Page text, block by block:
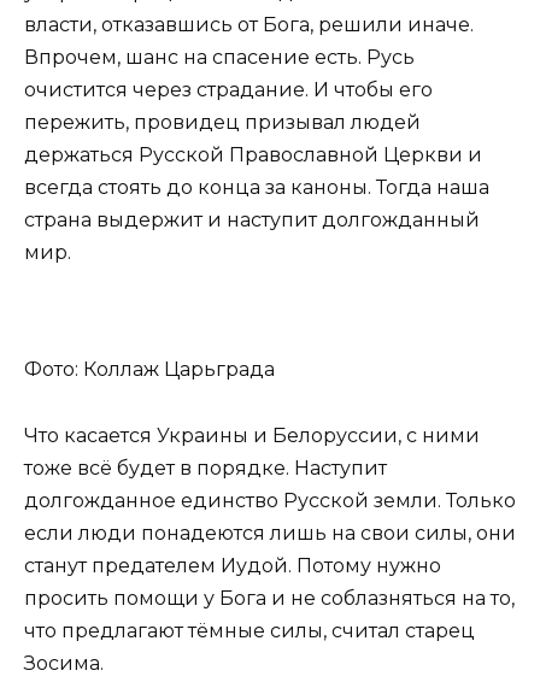
власти, отказавшись от Бога, решили иначе.
Впрочем, шанс на спасение есть. Русь
очистится через страдание. И чтобы его
пережить, провидец призывал людей
держаться Русской Православной Церкви и
всегда стоять до конца за каноны. Тогда наша
страна выдержит и наступит долгожданный
мир.
Фото: Коллаж Царьграда
Что касается Украины и Белоруссии, с ними
тоже всё будет в порядке. Наступит
долгожданное единство Русской земли. Только
если люди понадеются лишь на свои силы, они
станут предателем Иудой. Потому нужно
просить помощи у Бога и не соблазняться на то,
что предлагают тёмные силы, считал старец
Зосима.